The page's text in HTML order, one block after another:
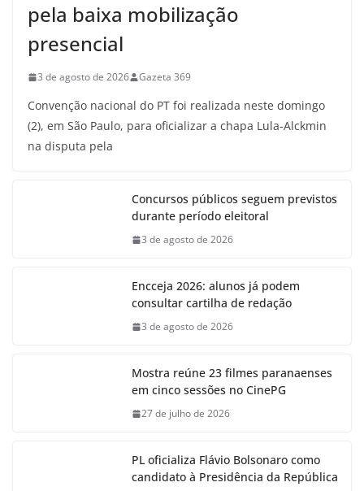
pela baixa mobilização
presencial
3 de agosto de 2026 Gazeta 369
Convenção nacional do PT foi realizada neste domingo
(2), em São Paulo, para oficializar a chapa Lula-Alckmin
na disputa pela
Concursos públicos seguem previstos
durante período eleitoral
3 de agosto de 2026
Encceja 2026: alunos já podem
consultar cartilha de redação
3 de agosto de 2026
Mostra reúne 23 filmes paranaenses
em cinco sessões no CinePG
27 de julho de 2026
PL oficializa Flávio Bolsonaro como
candidato à Presidência da República